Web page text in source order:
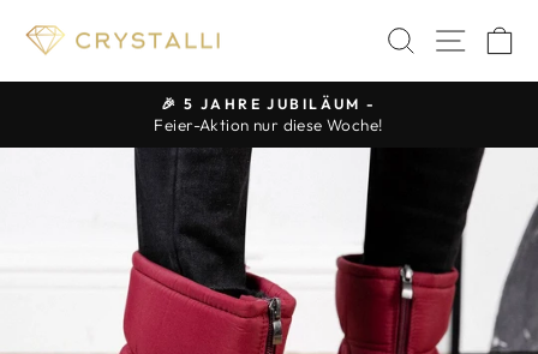
zum
SUCHE
Pause
🎉 5 JAHRE JUBILÄUM -
Feier-Aktion nur diese Woche!